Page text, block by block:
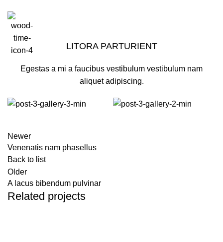
LITORA PARTURIENT
Egestas a mi a faucibus vestibulum vestibulum nam
aliquet adipiscing.
Newer
Venenatis nam phasellus
Back to list
Older
A lacus bibendum pulvinar
Related projects